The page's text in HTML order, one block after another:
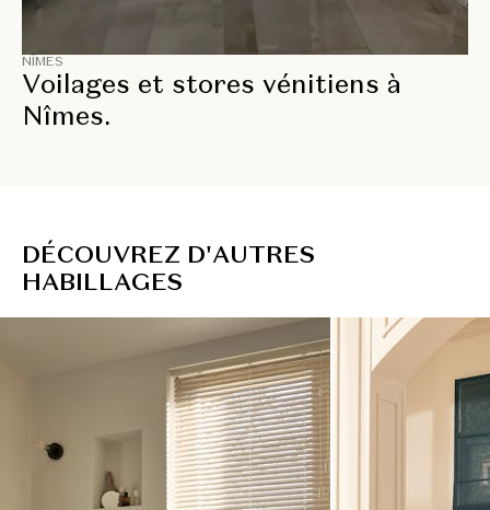
NÎMES
Voilages et stores vénitiens à
Nîmes.
DÉCOUVREZ D'AUTRES
HABILLAGES